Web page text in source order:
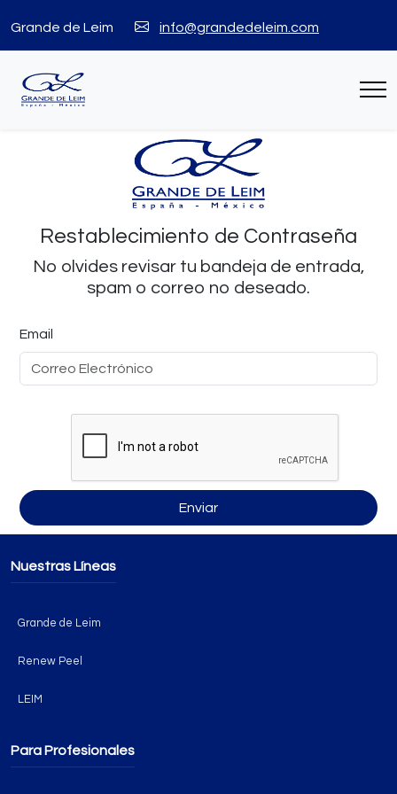
Grande de Leim info@grandedeleim.com
Restablecimiento de Contraseña
No olvides revisar tu bandeja de entrada,
spam o correo no deseado.
Email
Enviar
Nuestras Líneas
Grande de Leim
Renew Peel
LEIM
Para Profesionales